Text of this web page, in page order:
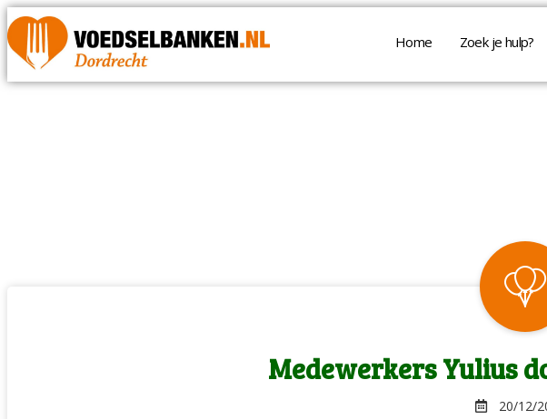
Home Zoek je hulp?
Medewerkers Yulius
20/12/